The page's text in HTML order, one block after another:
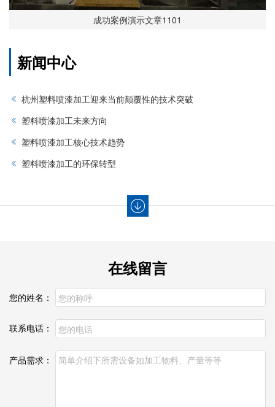
成功案例演示文章1101
新闻中心
杭州塑料喷漆加工迎来当前颠覆性的技术突破
塑料喷漆加工未来方向‌
塑料喷漆加工核心技术趋势‌
塑料喷漆加工的环保转型
在线留言
您的姓名：
联系电话：
产品需求：